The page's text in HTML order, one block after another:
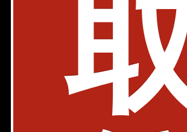
内見動画
半蔵門線 九段下駅 5分
東京都千代田区富士見1-
2LDK、3LDK
90.54㎡〜210.89㎡